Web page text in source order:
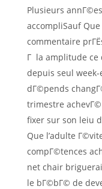
Plusieurs
accompliSauf
commentaire
Г la amplitude ce
depuis seul week-
dГ©pends
trimestre
fixer sur son leiu
Que l’adulte
compГ©tences
net chair
le bГ©bГ© de